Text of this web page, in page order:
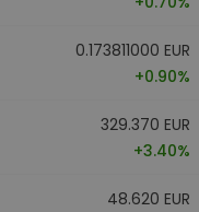
0.173811000 EUR
+0.90%
329.370 EUR
+3.40%
48.620 EUR